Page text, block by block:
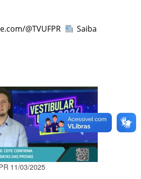
@TVUFPR
Saiba
11/03/2025